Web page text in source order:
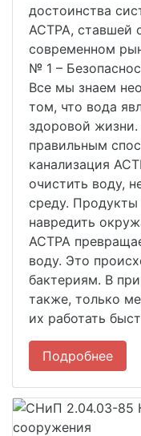
достоинства
АСТРА, ставшей
современном
№ 1 –
Все мы знаем
том, что вода
здоровой
правильным
канализация
очистить воду,
среду.
навредить
АСТРА
воду. Это
бактериям. В
также, только
их работать
Подробнее